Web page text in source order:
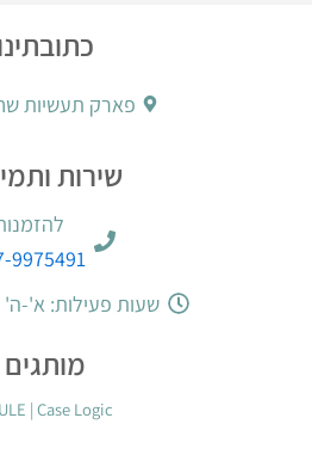
פארק תעשיות
שירות
9975491
שעות פעילות: א'-ה' 08:00-17:00
מותגים
| Case Logic